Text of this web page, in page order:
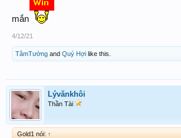
mắn
4/12/21
TâmTường and Quý Hợi like this.
Lývănkhôi
Thần Tài
Gold1 nói: ↑